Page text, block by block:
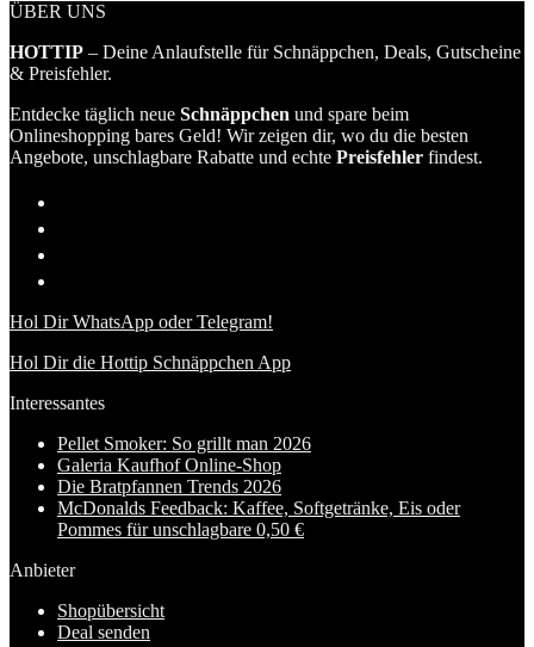
ÜBER UNS
HOTTIP – Deine Anlaufstelle für Schnäppchen, Deals, Gutscheine
& Preisfehler.
Entdecke täglich neue Schnäppchen und spare beim
Onlineshopping bares Geld! Wir zeigen dir, wo du die besten
Angebote, unschlagbare Rabatte und echte Preisfehler findest.
Hol Dir WhatsApp oder Telegram!
Hol Dir die Hottip Schnäppchen App
Interessantes
Pellet Smoker: So grillt man 2026
Galeria Kaufhof Online-Shop
Die Bratpfannen Trends 2026
McDonalds Feedback: Kaffee, Softgetränke, Eis oder
Pommes für unschlagbare 0,50 €
Anbieter
Shopübersicht
Deal senden